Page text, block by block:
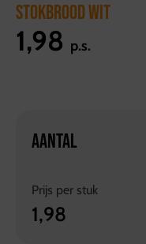
STOKBROOD WIT
1,98 p.s.
AANTAL
Prijs per stuk
1,98